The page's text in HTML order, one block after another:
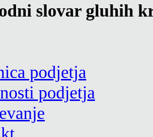
slovar gluhih
podjetja
podjetja